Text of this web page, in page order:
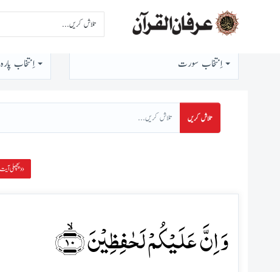
اِنتخاب سورت اِنتخاب پارہ
تلاش کریں
پچھلی آیت »
وَ اِنَّ عَلَیۡکُمۡ لَحٰفِظِیۡنَ ﴿ۙ۱۰﴾